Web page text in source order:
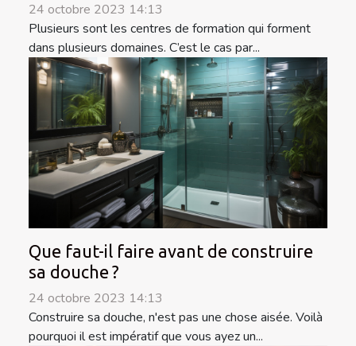
24 octobre 2023 14:13
Plusieurs sont les centres de formation qui forment
dans plusieurs domaines. C’est le cas par...
Que faut-il faire avant de construire
sa douche ?
24 octobre 2023 14:13
Construire sa douche, n'est pas une chose aisée. Voilà
pourquoi il est impératif que vous ayez un...